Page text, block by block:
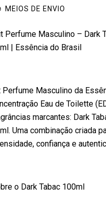
MEIOS DE ENVIO
Perfume Masculino – Dark
| Essência do Brasil
Perfume Masculino da
Eau de Toilette
marcantes: Dark
Uma combinação criada
confiança e
o Dark Tabac 100ml